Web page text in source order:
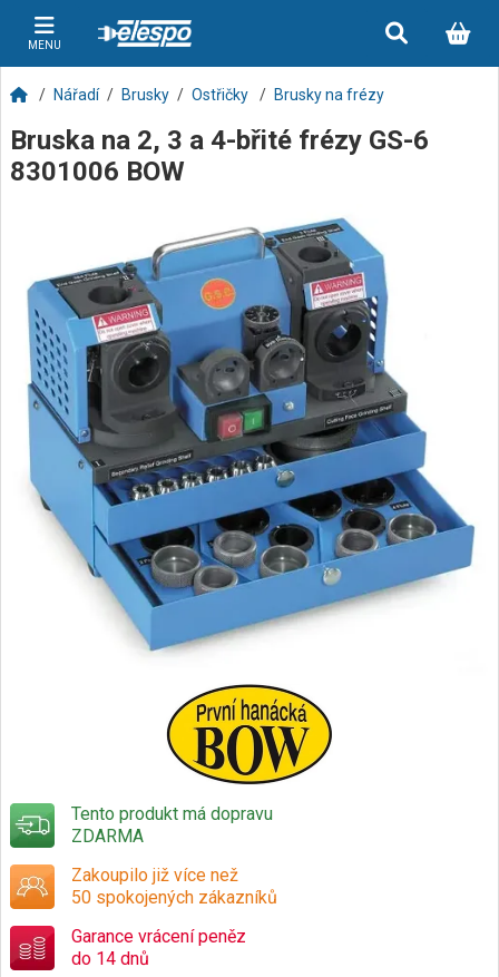
MENU
Nářadí Brusky Ostřičky Brusky na frézy
Bruska na 2, 3 a 4-břité frézy GS-6
8301006 BOW
Tento produkt má dopravu
ZDARMA
Zakoupilo již více než
50 spokojených zákazníků
Garance vrácení peněz
do 14 dnů